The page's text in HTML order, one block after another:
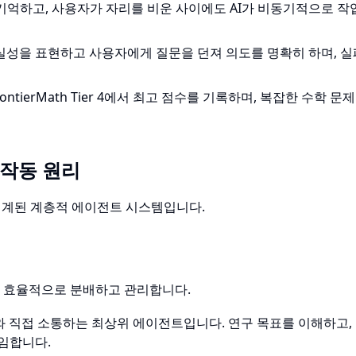
억하고, 사용자가 자리를 비운 사이에도 AI가 비동기적으로 작
을 표현하고 사용자에게 질문을 던져 의도를 명확히 하며,
Tier 4에서 최고 점수를 기록하며, 복잡한 수학 문
동 원리
된 계층적 에이전트 시스템입니다.
율적으로 분배하고 관리합니다.
직접 소통하는 최상위 에이전트입니다. 연구 목표를 이해하고
합니다.